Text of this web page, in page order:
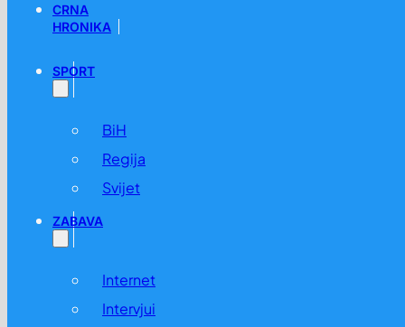
CRNA
HRONIKA
SPORT
BiH
Regija
Svijet
ZABAVA
Internet
Intervjui